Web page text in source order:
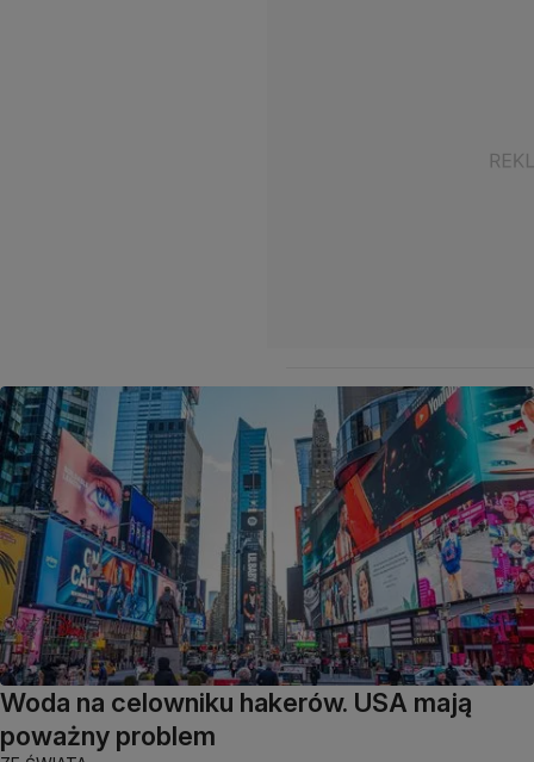
Woda na celowniku hakerów. USA mają
poważny problem